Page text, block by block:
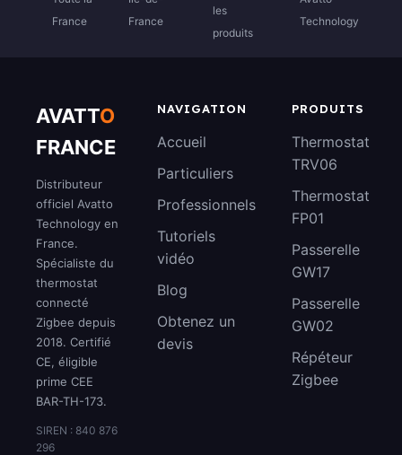
France
France
les
produits
Technology
AVATTO
FRANCE
Distributeur
officiel Avatto
Technology en
France.
Spécialiste du
thermostat
connecté
Zigbee depuis
2018. Certifié
CE, éligible
prime CEE
BAR-TH-173.
SIREN : 840 876
296
NAVIGATION
Accueil
Particuliers
Professionnels
Tutoriels
vidéo
Blog
Obtenez un
devis
PRODUITS
Thermostat
TRV06
Thermostat
FP01
Passerelle
GW17
Passerelle
GW02
Répéteur
Zigbee